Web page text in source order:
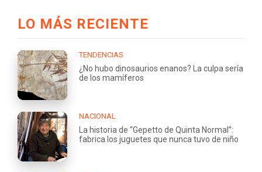
LO MÁS RECIENTE
TENDENCIAS
¿No hubo dinosaurios enanos? La culpa sería
de los mamíferos
NACIONAL
La historia de “Gepetto de Quinta Normal”:
fabrica los juguetes que nunca tuvo de niño